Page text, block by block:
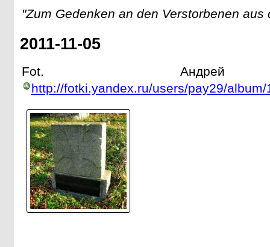
"Zum Gedenken an den Verstorbenen aus
2011-11-05
Fot. Андрей
http://fotki.yandex.ru/users/pay29/album/